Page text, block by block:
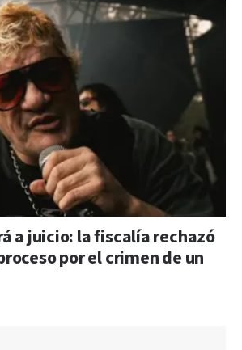
a juicio: la fiscalía rechazó
por el crimen de un